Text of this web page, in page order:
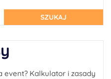
SZUKAJ
event? Kalkulator i zasady